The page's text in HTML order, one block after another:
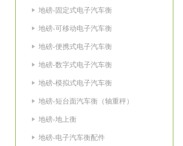
地磅-固定式电子汽车衡
地磅-可移动电子汽车衡
地磅-便携式电子汽车衡
地磅-数字式电子汽车衡
地磅-模拟式电子汽车衡
地磅-短台面汽车衡（轴重秤）
地磅-地上衡
地磅-电子汽车衡配件